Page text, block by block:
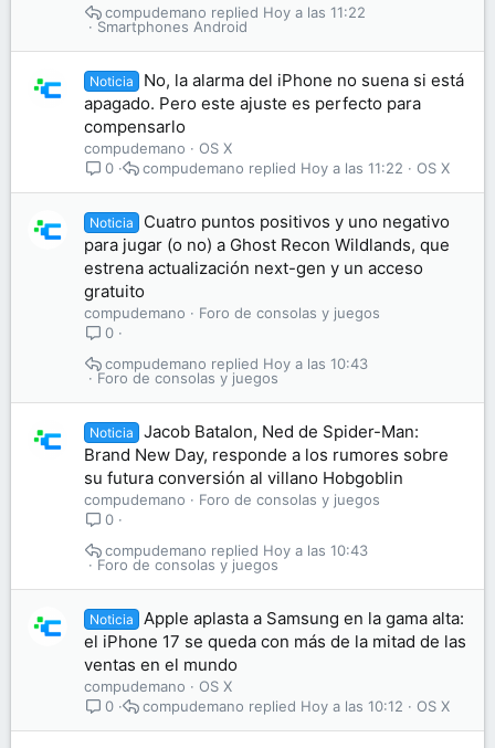
Smartphones Android
Hoy a las 11:22
compudemano
Noticia
No, la alarma del iPhone no suena si está
apagado. Pero este ajuste es perfecto para
compensarlo
compudemano
OS X
0
OS X
Hoy a las 11:22
compudemano
Noticia
Cuatro puntos positivos y uno negativo
para jugar (o no) a Ghost Recon Wildlands, que
estrena actualización next-gen y un acceso
gratuito
compudemano
Foro de consolas y juegos
0
Foro de consolas y juegos
Hoy a las 10:43
compudemano
Noticia
Jacob Batalon, Ned de Spider-Man:
Brand New Day, responde a los rumores sobre
su futura conversión al villano Hobgoblin
compudemano
Foro de consolas y juegos
0
Foro de consolas y juegos
Hoy a las 10:43
compudemano
Noticia
Apple aplasta a Samsung en la gama alta:
el iPhone 17 se queda con más de la mitad de las
ventas en el mundo
compudemano
OS X
0
OS X
Hoy a las 10:12
compudemano